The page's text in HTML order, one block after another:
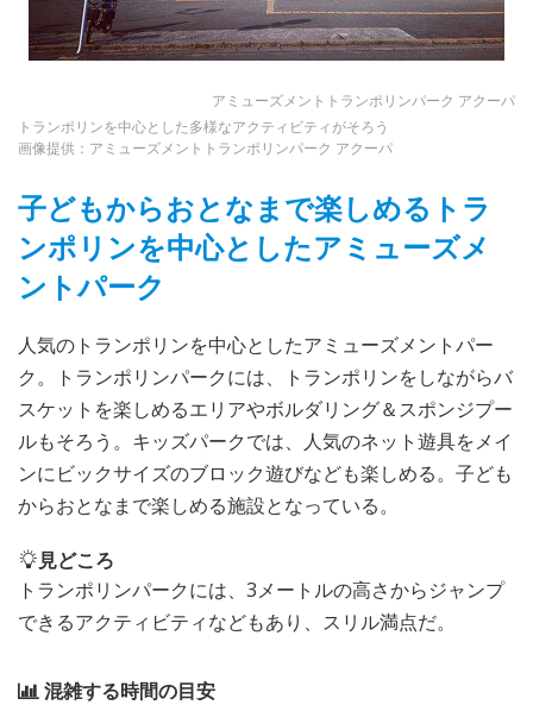
アミューズメントトランポリンパーク アクーパ
トランポリンを中心とした多様なアクティビティがそろう
画像提供：アミューズメントトランポリンパーク アクーパ
子どもからおとなまで楽しめるトラ
ンポリンを中心としたアミューズメ
ントパーク
人気のトランポリンを中心としたアミューズメントパー
ク。トランポリンパークには、トランポリンをしながらバ
スケットを楽しめるエリアやボルダリング＆スポンジプー
ルもそろう。キッズパークでは、人気のネット遊具をメイ
ンにビックサイズのブロック遊びなども楽しめる。子ども
からおとなまで楽しめる施設となっている。
見どころ
トランポリンパークには、3メートルの高さからジャンプ
できるアクティビティなどもあり、スリル満点だ。
混雑する時間の目安